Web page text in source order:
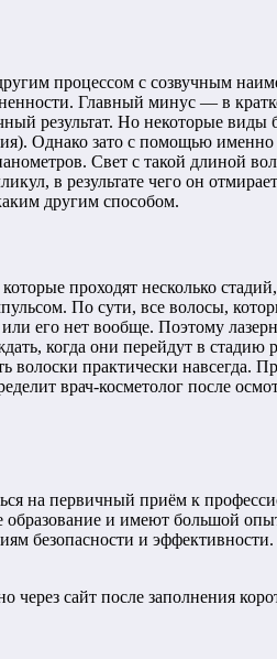
процессом с созвучным
Главный минус — в
результат. Но некоторые виды
Однако зато с помощью именно
Свет с такой длиной
в результате чего он
другим способом.
проходят несколько
По сути, все волосы,
его нет вообще. Поэтому
когда они перейдут в стадию
волоски практически навсегда.
врач-косметолог после
на первичный приём к
и имеют большой
безопасности и
сайт после заполнения